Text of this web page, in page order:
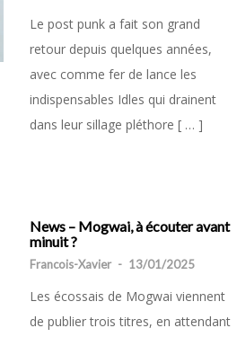
Le post punk a fait son grand
retour depuis quelques années,
avec comme fer de lance les
indispensables Idles qui drainent
dans leur sillage pléthore [ … ]
News – Mogwai, à écouter avant
minuit ?
Francois-Xavier - 13/01/2025
Les écossais de Mogwai viennent
de publier trois titres, en attendant